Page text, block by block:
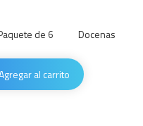
de 6 Docenas
al carrito